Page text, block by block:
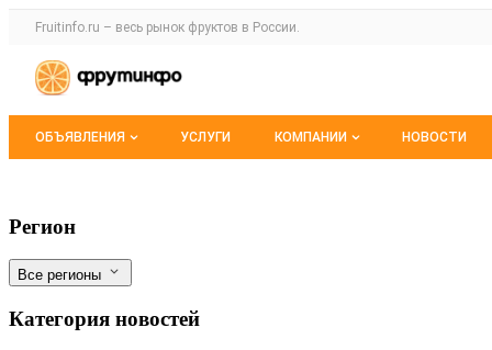
Раздел навигации по сайту fruitinfo.ru
Fruitinfo.ru – весь рынок фруктов в России.
Авторизация и меню пользователя
Навигация по разделам сайта fruitinfo.ru
ОБЪЯВЛЕНИЯ
Мои объявления
УСЛУГИ КОМПАНИИ НОВОСТИ
Кубанской муки становится больше
Фильтры
Регион
Все регионы
Категория новостей